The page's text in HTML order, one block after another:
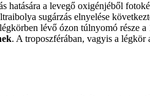
hatására a levegő oxigénjéből
sugárzás elnyelése
lévő ózon túlnyomó része
. A troposzférában, vagyis a légkör